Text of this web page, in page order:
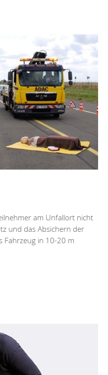
am Unfallort nicht
und das Absichern der
Fahrzeug in 10-20 m